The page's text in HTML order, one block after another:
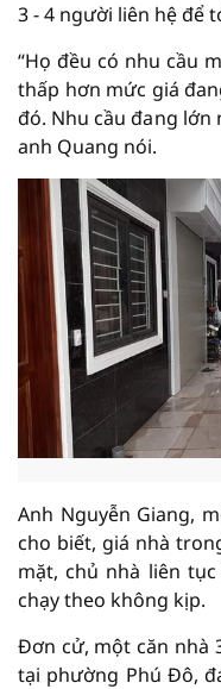
3 - 4 người liên hệ để
“Họ đều có nhu cầu
thấp hơn mức giá
đó. Nhu cầu đang lớn
anh Quang nói.
Anh Nguyễn Giang,
cho biết, giá nhà
mặt, chủ nhà liên
chạy theo không kịp.
Đơn cử, một căn nhà
tại phường Phú Đô,